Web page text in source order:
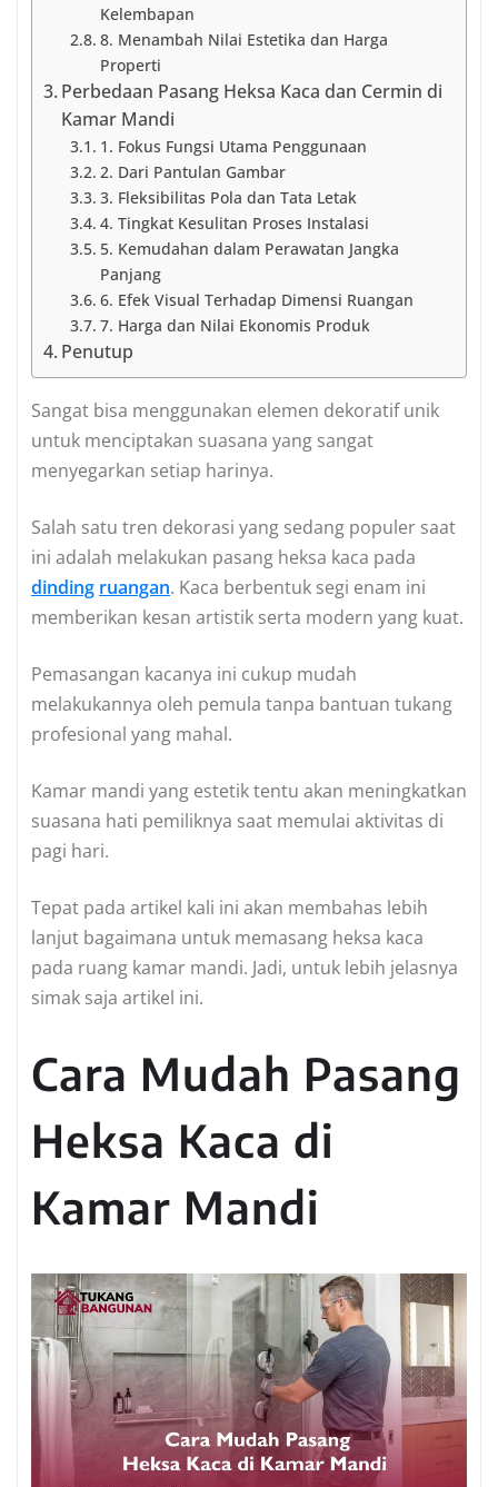
Kelembapan
8. Menambah Nilai Estetika dan Harga
Properti
Perbedaan Pasang Heksa Kaca dan Cermin di
Kamar Mandi
1. Fokus Fungsi Utama Penggunaan
2. Dari Pantulan Gambar
3. Fleksibilitas Pola dan Tata Letak
4. Tingkat Kesulitan Proses Instalasi
5. Kemudahan dalam Perawatan Jangka
Panjang
6. Efek Visual Terhadap Dimensi Ruangan
7. Harga dan Nilai Ekonomis Produk
Penutup
Sangat bisa menggunakan elemen dekoratif unik
untuk menciptakan suasana yang sangat
menyegarkan setiap harinya.
Salah satu tren dekorasi yang sedang populer saat
ini adalah melakukan pasang heksa kaca pada
dinding ruangan. Kaca berbentuk segi enam ini
memberikan kesan artistik serta modern yang kuat.
Pemasangan kacanya ini cukup mudah
melakukannya oleh pemula tanpa bantuan tukang
profesional yang mahal.
Kamar mandi yang estetik tentu akan meningkatkan
suasana hati pemiliknya saat memulai aktivitas di
pagi hari.
Tepat pada artikel kali ini akan membahas lebih
lanjut bagaimana untuk memasang heksa kaca
pada ruang kamar mandi. Jadi, untuk lebih jelasnya
simak saja artikel ini.
Cara Mudah Pasang
Heksa Kaca di
Kamar Mandi